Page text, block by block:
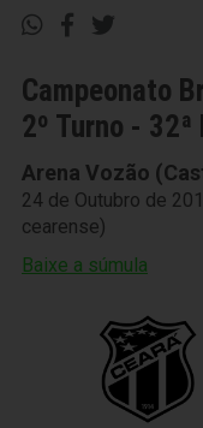
Campeonato
2º Turno - 32ª
Arena Vozão
24 de Outubro de
cearense)
Baixe a súmula